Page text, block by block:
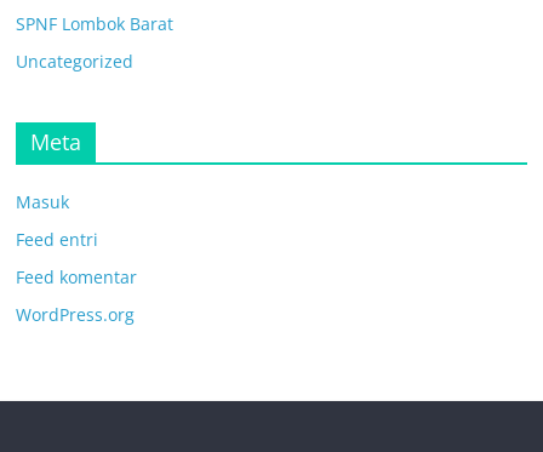
SPNF Lombok Barat
Uncategorized
Meta
Masuk
Feed entri
Feed komentar
WordPress.org